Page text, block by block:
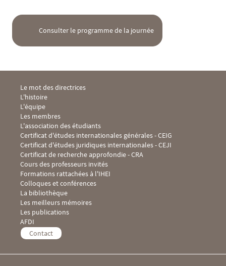
Menu Footer IHEI 1
Le mot des directrices
L'histoire
L'équipe
Les membres
L'association des étudiants
Menu Footer IHEI 2
Certificat d'études internationales générales - CEIG
Certificat d'études juridiques internationales - CEJI
Certificat de recherche approfondie - CRA
Cours des professeurs invités
Formations rattachées à l'IHEI
Menu Footer IHEI 3
Colloques et conférences
La bibliothèque
Les meilleurs mémoires
Les publications
Menu Footer IHEI 4
AFDI
Contact